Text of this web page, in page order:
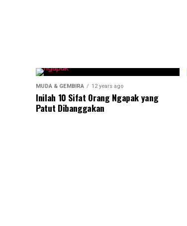
MUDA & GEMBIRA 12 years ago
Inilah 10 Sifat Orang Ngapak yang
Patut Dibanggakan